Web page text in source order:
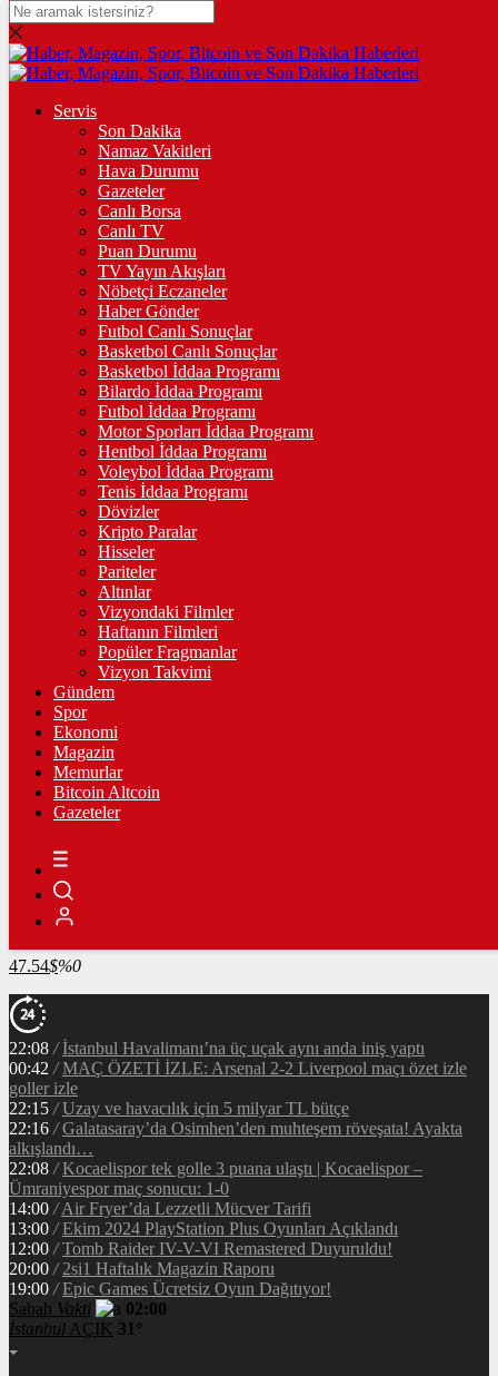
DOLAR
47,5947$% 0.04
% 0.2
STERLİN
% 0.23
GRAM ALTIN
%0,96
ÇEYREK ALTIN
10.667,00%0,97
TAM ALTIN
42.484,00%0,97
%1,18
%0,11
฿%0.9
LİTECOİN
2149.46Ł%0.5
ETHEREUM
90619 Ξ%2.4
RİPPLE
49.99
%-1.3
TETHER
47.54$%0
Servis
Son Dakika
Namaz Vakitleri
Hava Durumu
Gazeteler
Canlı Borsa
Canlı TV
Puan Durumu
TV Yayın Akışları
Nöbetçi Eczaneler
Haber Gönder
Futbol Canlı Sonuçlar
Basketbol Canlı Sonuçlar
Basketbol İddaa Programı
Bilardo İddaa Programı
Futbol İddaa Programı
Motor Sporları İddaa Programı
Hentbol İddaa Programı
Voleybol İddaa Programı
Tenis İddaa Programı
Dövizler
Kripto Paralar
Hisseler
Pariteler
Altınlar
Vizyondaki Filmler
Haftanın Filmleri
Popüler Fragmanlar
Vizyon Takvimi
Gündem
Spor
Ekonomi
Magazin
Memurlar
Bitcoin Altcoin
Gazeteler
22:08 / İstanbul Havalimanı’na üç uçak aynı anda iniş yaptı
00:42 / MAÇ ÖZETİ İZLE: Arsenal 2-2 Liverpool maçı özet izle
goller izle
22:15 / Uzay ve havacılık için 5 milyar TL bütçe
22:16 / Galatasaray’da Osimhen’den muhteşem röveşata! Ayakta
alkışlandı…
22:08 / Kocaelispor tek golle 3 puana ulaştı | Kocaelispor –
Ümraniyespor maç sonucu: 1-0
14:00 / Air Fryer’da Lezzetli Mücver Tarifi
13:00 / Ekim 2024 PlayStation Plus Oyunları Açıklandı
12:00 / Tomb Raider IV-V-VI Remastered Duyuruldu!
20:00 / 2si1 Haftalık Magazin Raporu
19:00 / Epic Games Ücretsiz Oyun Dağıtıyor!
Sabah Vakti
02:00
İstanbul AÇIK 31°